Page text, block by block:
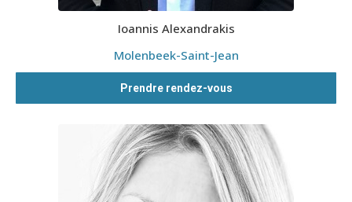
Ioannis Alexandrakis
Molenbeek-Saint-Jean
Prendre rendez-vous